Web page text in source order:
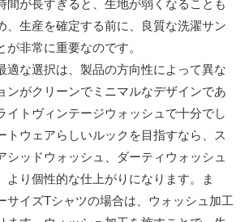
間が長すぎると、生地が弱くなることも
、生産を確定する前に、良質な洗濯サン
が非常に重要なのです。
適な選択は、製品の方向性によって異な
ンがクリーンでミニマルなデザインであ
イトヴィンテージウォッシュで十分でし
トウェアらしいルックを目指すなら、ス
シッドウォッシュ、ダーティウォッシュ
より個性的な仕上がりになります。ま
サイズTシャツの場合は、ウォッシュ加工